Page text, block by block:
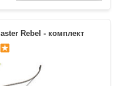
спорт
Rebel - комплект